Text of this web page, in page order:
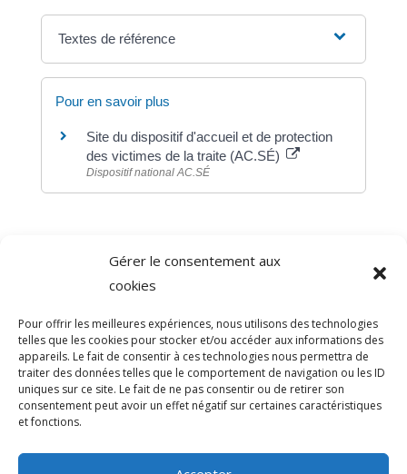
Gérer le consentement aux
cookies
Pour offrir les meilleures expériences, nous utilisons des technologies
telles que les cookies pour stocker et/ou accéder aux informations des
appareils. Le fait de consentir à ces technologies nous permettra de
traiter des données telles que le comportement de navigation ou les ID
uniques sur ce site. Le fait de ne pas consentir ou de retirer son
consentement peut avoir un effet négatif sur certaines caractéristiques
et fonctions.
Textes de référence
Pour en savoir plus
Site du dispositif d'accueil et de protection
des victimes de la traite (AC.SÉ)
Dispositif national AC.SÉ
Direction de l'information légale et administrative
comarquage developpé par